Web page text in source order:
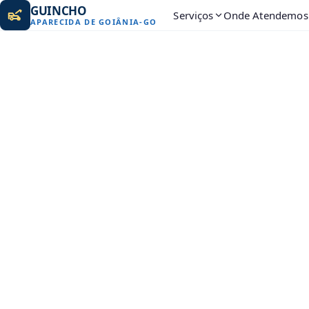
GUINCHO
APARECIDA DE GOIÂNIA-GO Serviços Onde Atendemos